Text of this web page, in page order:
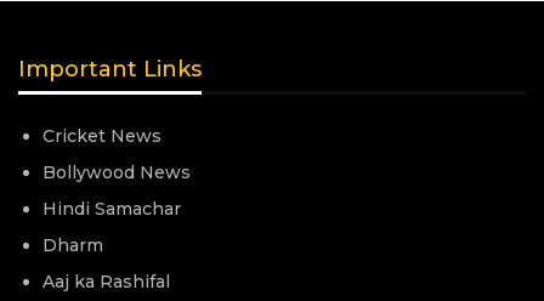
Important Links
Cricket News
Bollywood News
Hindi Samachar
Dharm
Aaj ka Rashifal